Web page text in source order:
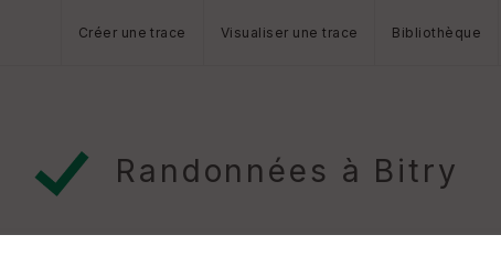
Créer une trace Visualiser une trace Bibliothèque
Randonnées à Bitry